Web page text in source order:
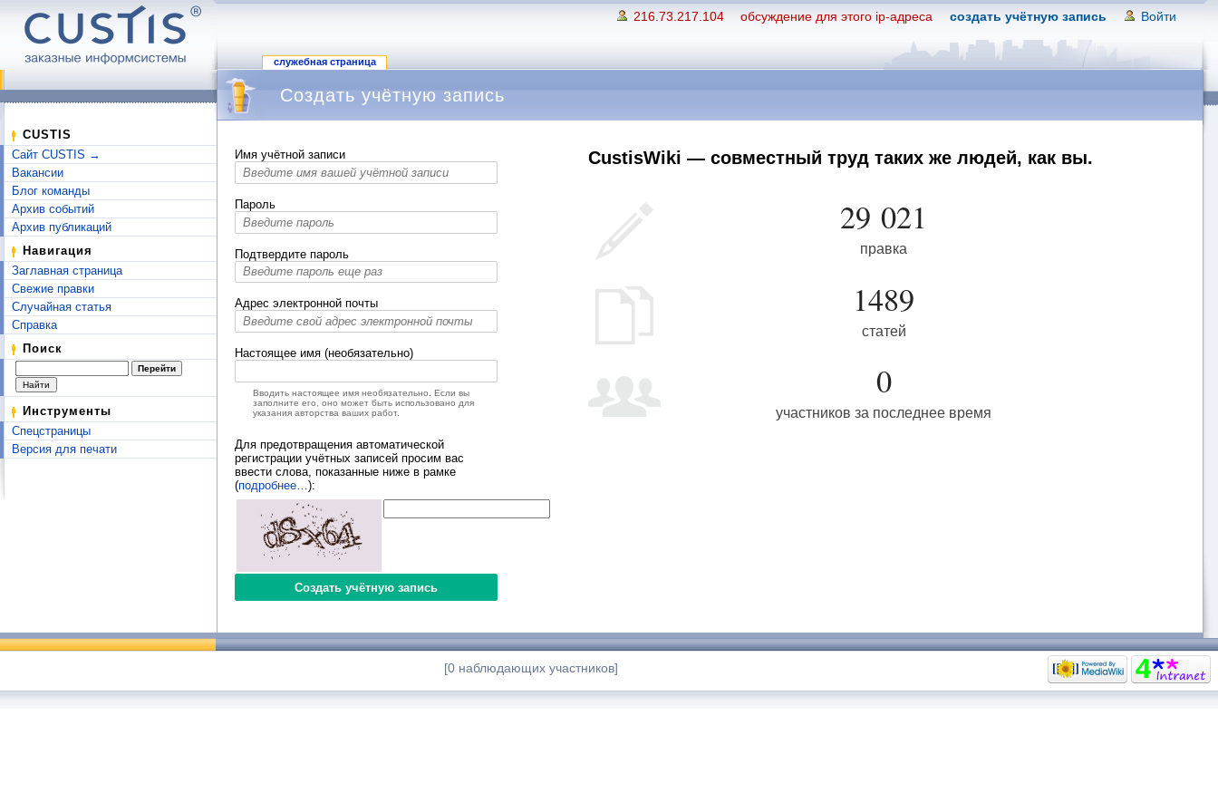
216.73.217.104 обсуждение для этого ip-адреса создать учётную запись Войти
служебная страница
CUSTIS
Сайт CUSTIS →
Вакансии
Блог команды
Архив событий
Архив публикаций
Навигация
Заглавная страница
Свежие правки
Случайная статья
Справка
Поиск
Инструменты
Спецстраницы
Версия для печати
Создать учётную запись
Имя учётной записи
Пароль
Подтвердите пароль
Адрес электронной почты
Настоящее имя (необязательно)
Вводить настоящее имя необязательно. Если вы
заполните его, оно может быть использовано для
указания авторства ваших работ.
Для предотвращения автоматической
регистрации учётных записей просим вас
ввести слова, показанные ниже в рамке
(подробнее… ):
CustisWiki — совместный труд таких же людей, как вы.
29 021
правка
1489
статей
0
участников за последнее время
[0 наблюдающих участников]